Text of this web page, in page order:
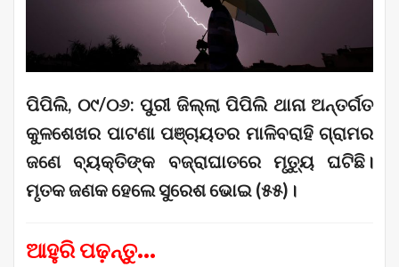
ପିପିଲି, ୦୯/୦୬: ପୁରୀ ଜିଲ୍ଲା ପିପିଲି ଥାନା ଅନ୍ତର୍ଗତ
କୁଳଶେଖର ପାଟଣା ପଞ୍ଚାୟତର ମାଳିବରାହି ଗ୍ରାମର
ଜଣେ ବ୍ୟକ୍ତିଙ୍କ ବଜ୍ରାଘାତରେ ମୃତ୍ୟୁ ଘଟିଛି।
ମୃତକ ଜଣକ ହେଲେ ସୁରେଶ ଭୋଇ (୫୫)।
ଆହୁରି ପଢ଼ନ୍ତୁ...